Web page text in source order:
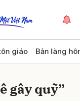
giáo Bản làng
gây quỹ”